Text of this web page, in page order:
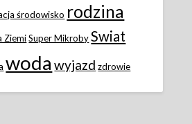
środowisko rodzina
Ziemi Super Mikroby Swiat
woda wyjazd zdrowie